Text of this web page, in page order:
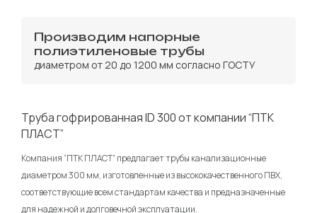
Производим напорные
полиэтиленовые трубы
диаметром от 20 до 1200 мм согласно ГОСТУ
Труба гофрированная ID 300 от компании “ПТК
ПЛАСТ”
Компания “ПТК ПЛАСТ” предлагает трубы канализационные
диаметром 300 мм, изготовленные из высококачественного ПВХ,
соответствующие всем стандартам качества и предназначенные
для надежной и долговечной эксплуатации.